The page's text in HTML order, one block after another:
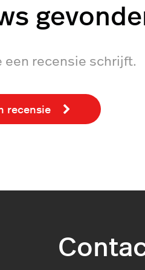
een recensie schrijft.
recensie